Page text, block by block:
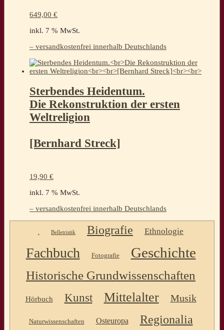
649,00 €
inkl. 7 % MwSt.
– versandkostenfrei innerhalb Deutschlands
Sterbendes Heidentum.
Die Rekonstruktion der ersten
Weltreligion
[Bernhard Streck]
19,90 €
inkl. 7 % MwSt.
– versandkostenfrei innerhalb Deutschlands
Belletristik Biografie Ethnologie
Fachbuch Fotografie Geschichte
Historische Grundwissenschaften
Hörbuch Kunst Mittelalter Musik
Naturwissenschaften Osteuropa Regionalia